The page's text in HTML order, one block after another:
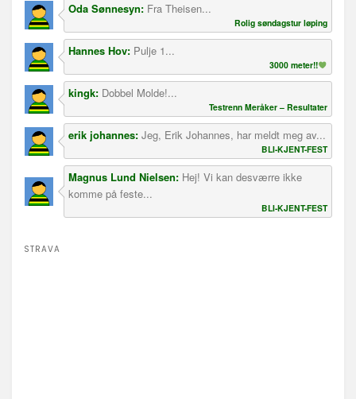
Oda Sønnesyn: Fra Theisen...
Rolig søndagstur løping
Hannes Hov: Pulje 1...
3000 meter!!
kingk: Dobbel Molde!...
Testrenn Meråker – Resultater
erik johannes: Jeg, Erik Johannes, har meldt meg av...
BLI-KJENT-FEST
Magnus Lund Nielsen: Hej! Vi kan desværre ikke
komme på feste...
BLI-KJENT-FEST
STRAVA